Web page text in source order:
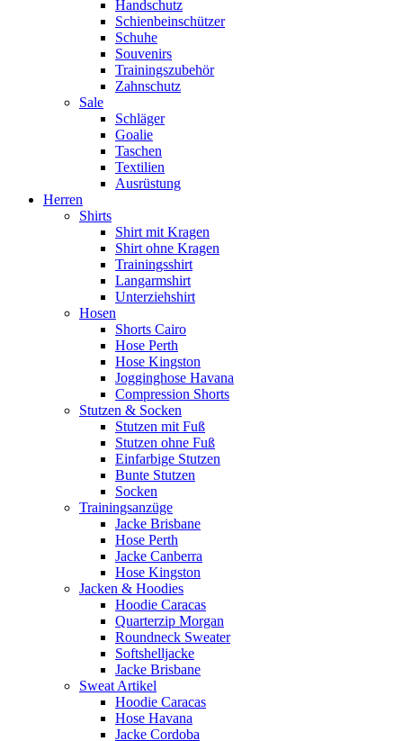
Handschutz
Schienbeinschützer
Schuhe
Souvenirs
Trainingszubehör
Zahnschutz
Sale
Schläger
Goalie
Taschen
Textilien
Ausrüstung
Herren
Shirts
Shirt mit Kragen
Shirt ohne Kragen
Trainingsshirt
Langarmshirt
Unterziehshirt
Hosen
Shorts Cairo
Hose Perth
Hose Kingston
Jogginghose Havana
Compression Shorts
Stutzen & Socken
Stutzen mit Fuß
Stutzen ohne Fuß
Einfarbige Stutzen
Bunte Stutzen
Socken
Trainingsanzüge
Jacke Brisbane
Hose Perth
Jacke Canberra
Hose Kingston
Jacken & Hoodies
Hoodie Caracas
Quarterzip Morgan
Roundneck Sweater
Softshelljacke
Jacke Brisbane
Sweat Artikel
Hoodie Caracas
Hose Havana
Jacke Cordoba